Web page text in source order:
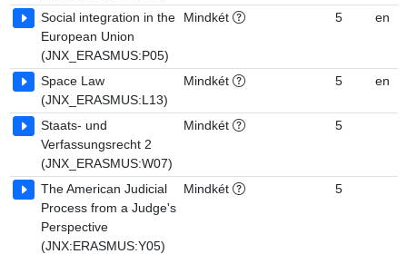
Social integration in the
European Union
(JNX_ERASMUS:P05)
Mindkét 5 en
Space Law
(JNX_ERASMUS:L13)
Mindkét 5 en
Staats- und
Verfassungsrecht 2
(JNX_ERASMUS:W07)
Mindkét 5
The American Judicial
Process from a Judge's
Perspective
(JNX:ERASMUS:Y05)
Mindkét 5